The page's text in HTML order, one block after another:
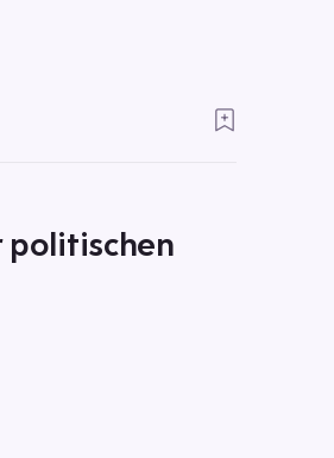
politischen